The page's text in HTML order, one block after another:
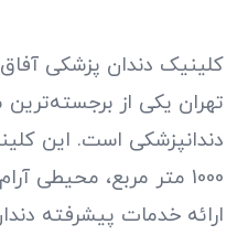
کلینیک دندان پزشکی
تهران یکی از
دندانپزشکی است. این
1000 متر مربع، محیطی
ارائه خدمات پیشرفته